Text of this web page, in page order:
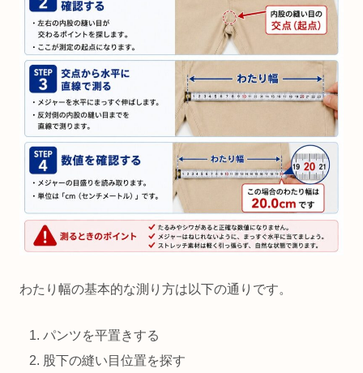
わたり幅の基本的な測り方は以下の通りです。
パンツを平置きする
股下の縫い目位置を探す